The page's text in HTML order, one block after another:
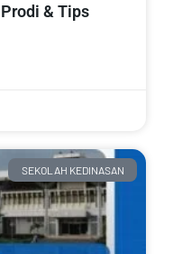
& Tips
SEKOLAH KEDINASAN